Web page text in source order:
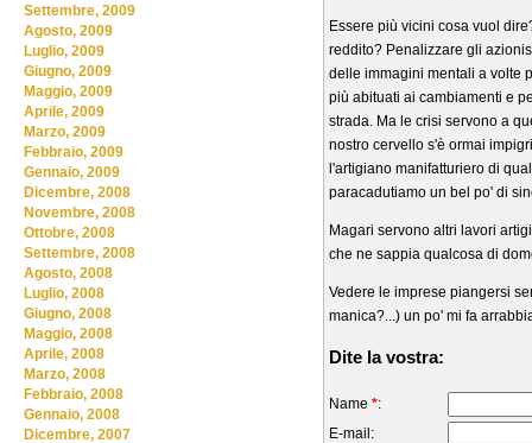
Essere più vicini cosa vuol
reddito? Penalizzare gli
delle immagini mentali a volte
più abituati ai cambiamenti e
strada. Ma le crisi servono a
nostro cervello s'è ormai
l'artigiano manifatturiero di
paracadutiamo un bel po' di
Magari servono altri lavori
che ne sappia qualcosa di
Vedere le imprese piangersi
manica?...) un po' mi fa
Dite la vostra:
Name *:
E-mail:
Settembre, 2009
Agosto, 2009
Luglio, 2009
Giugno, 2009
Maggio, 2009
Aprile, 2009
Marzo, 2009
Febbraio, 2009
Gennaio, 2009
Dicembre, 2008
Novembre, 2008
Ottobre, 2008
Settembre, 2008
Agosto, 2008
Luglio, 2008
Giugno, 2008
Maggio, 2008
Aprile, 2008
Marzo, 2008
Febbraio, 2008
Gennaio, 2008
Dicembre, 2007